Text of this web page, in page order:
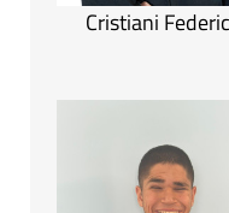
Cristiani